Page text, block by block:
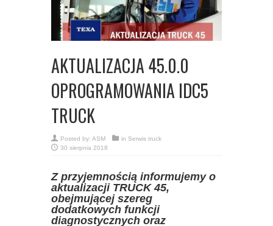
AKTUALIZACJA 45.0.0
OPROGRAMOWANIA IDC5
TRUCK
Posted by: ASM in Serwis truck
30 sierpnia 2018
Z przyjemnością informujemy o
aktualizacji TRUCK 45,
obejmującej szereg
dodatkowych funkcji
diagnostycznych oraz